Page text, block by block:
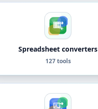
Spreadsheet converters
127 tools